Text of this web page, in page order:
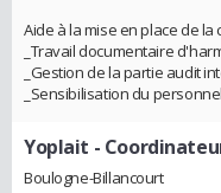
Aide à la mise en place de la
_Travail documentaire
_Gestion de la partie audit
_Sensibilisation du
Yoplait -
Boulogne-Billancourt